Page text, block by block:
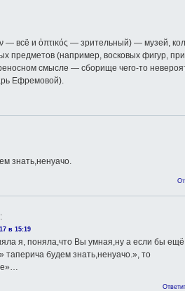
— всё и ὀπτικός — зрительный) — музей,
предметов (например, восковых фигур,
смысле — сборище чего-то
Ефремовой).
знать,ненуачо.
:
в 15:19
я, поняла,что Вы умная,ну а если бы ещё
таперича будем знать,ненуачо.», то